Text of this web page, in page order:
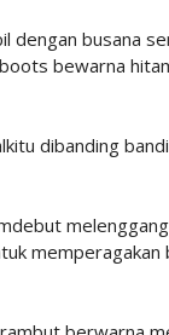
dengan busana
bewarna
dibanding
memperagakan